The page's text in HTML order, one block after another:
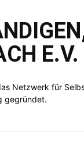
E.V.
Netzwerk für
gegründet.